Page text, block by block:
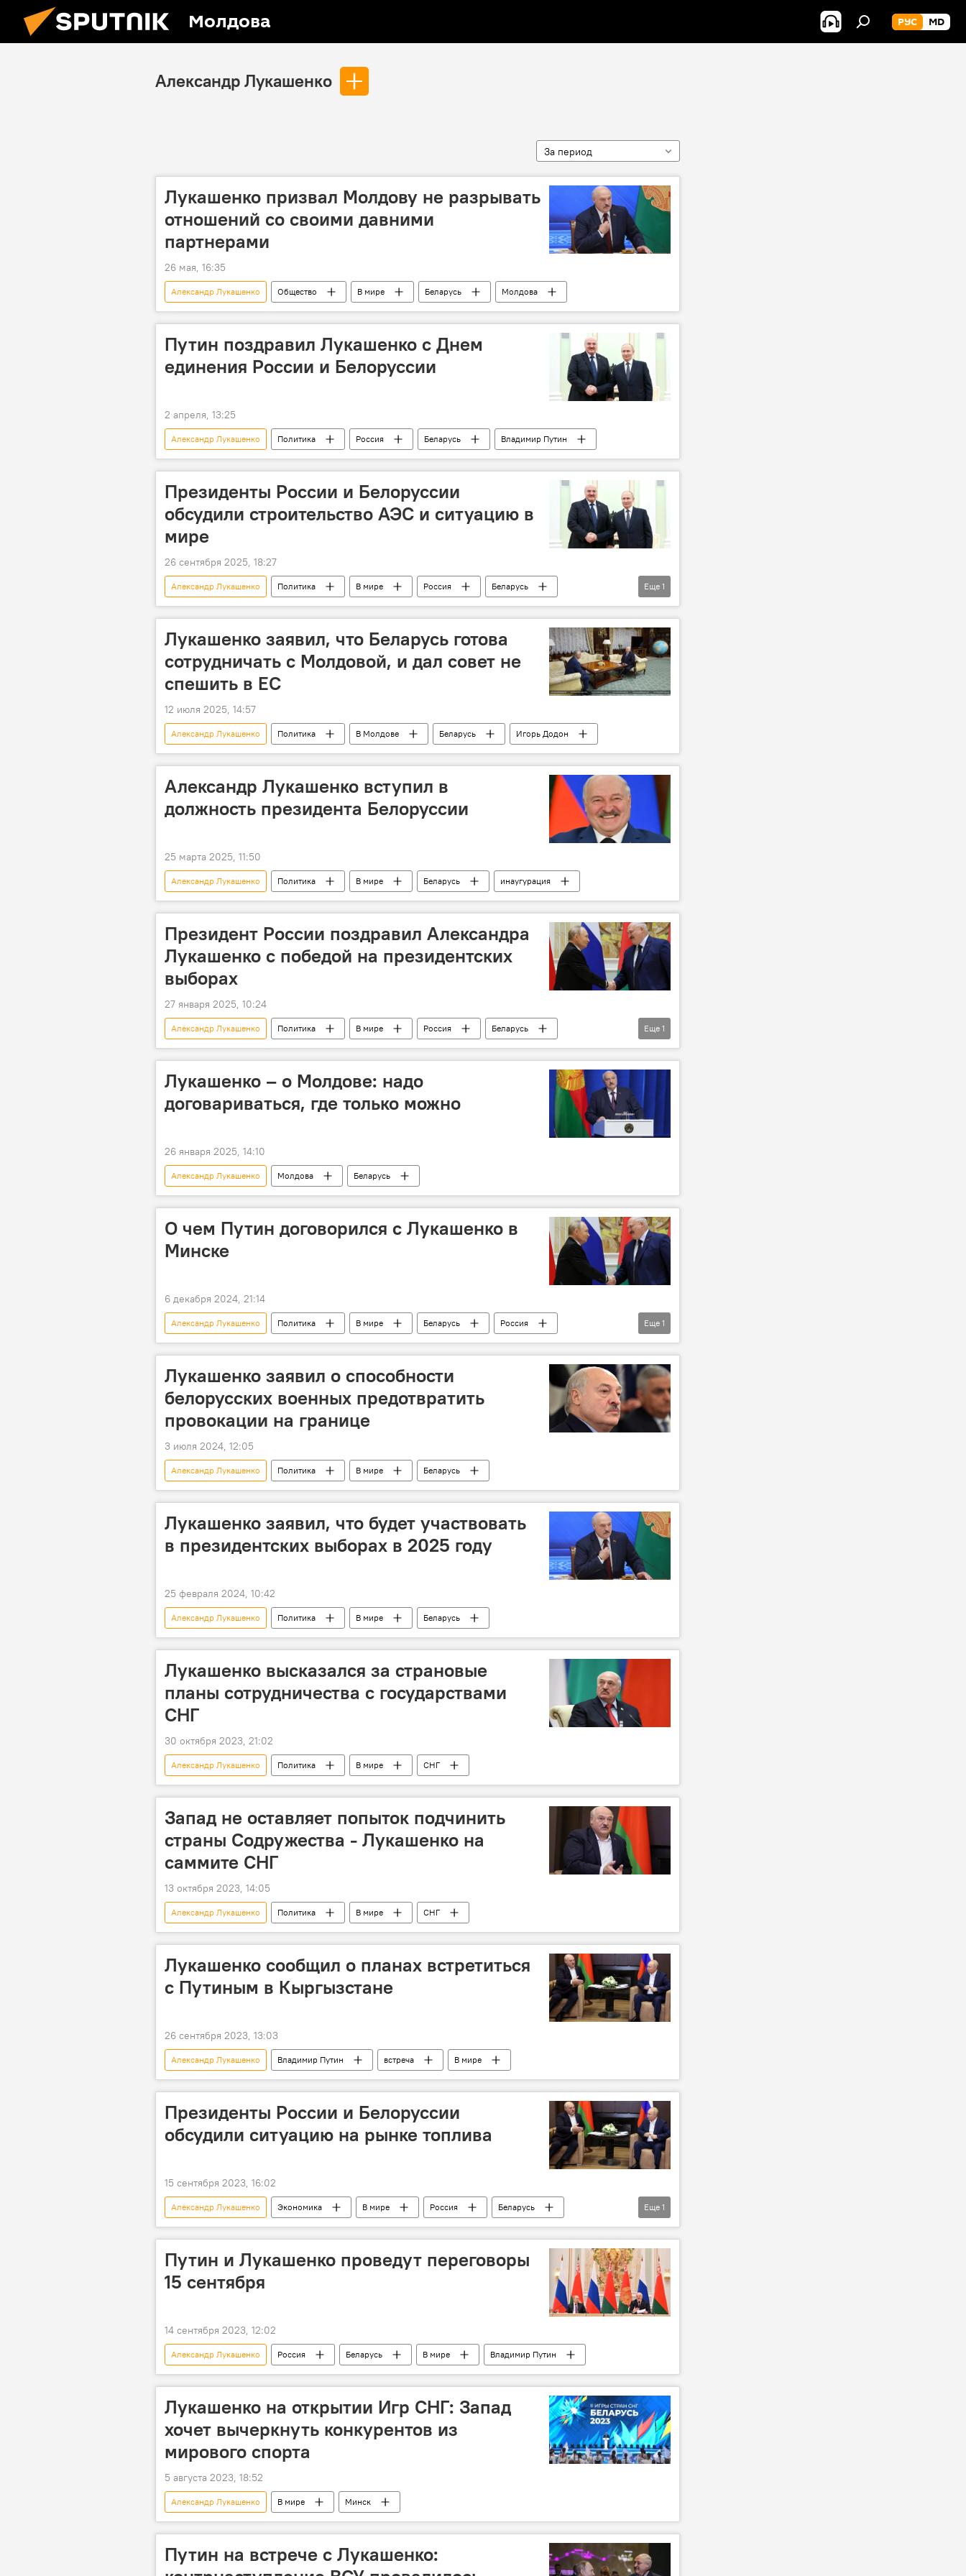
Молдова РУС MD
Александр Лукашенко
За период
Лукашенко призвал Молдову не разрывать
отношений со своими давними
партнерами
26 мая, 16:35
Александр Лукашенко Общество В мире Беларусь Молдова
Путин поздравил Лукашенко с Днем
единения России и Белоруссии
2 апреля, 13:25
Александр Лукашенко Политика Россия Беларусь Владимир Путин
Президенты России и Белоруссии
обсудили строительство АЭС и ситуацию в
мире
26 сентября 2025, 18:27
Александр Лукашенко Политика В мире Россия
Беларусь
Владимир Путин
Еще 1
Лукашенко заявил, что Беларусь готова
сотрудничать с Молдовой, и дал совет не
спешить в ЕС
12 июля 2025, 14:57
Александр Лукашенко Политика В Молдове Беларусь Игорь Додон
Александр Лукашенко вступил в
должность президента Белоруссии
25 марта 2025, 11:50
Александр Лукашенко Политика В мире Беларусь инаугурация
Президент России поздравил Александра
Лукашенко с победой на президентских
выборах
27 января 2025, 10:24
Александр Лукашенко Политика В мире Россия
Беларусь
Владимир Путин
Еще 1
Лукашенко – о Молдове: надо
договариваться, где только можно
26 января 2025, 14:10
Александр Лукашенко Молдова Беларусь
О чем Путин договорился с Лукашенко в
Минске
6 декабря 2024, 21:14
Александр Лукашенко Политика В мире Беларусь
Россия
Владимир Путин
Еще 1
Лукашенко заявил о способности
белорусских военных предотвратить
провокации на границе
3 июля 2024, 12:05
Александр Лукашенко Политика В мире Беларусь
Лукашенко заявил, что будет участвовать
в президентских выборах в 2025 году
25 февраля 2024, 10:42
Александр Лукашенко Политика В мире Беларусь
Лукашенко высказался за страновые
планы сотрудничества с государствами
СНГ
30 октября 2023, 21:02
Александр Лукашенко Политика В мире СНГ
Запад не оставляет попыток подчинить
страны Содружества - Лукашенко на
саммите СНГ
13 октября 2023, 14:05
Александр Лукашенко Политика В мире СНГ
Лукашенко сообщил о планах встретиться
с Путиным в Кыргызстане
26 сентября 2023, 13:03
Александр Лукашенко Владимир Путин встреча В мире
Президенты России и Белоруссии
обсудили ситуацию на рынке топлива
15 сентября 2023, 16:02
Александр Лукашенко Экономика В мире Россия
Беларусь
Владимир Путин
Еще 1
Путин и Лукашенко проведут переговоры
15 сентября
14 сентября 2023, 12:02
Александр Лукашенко Россия Беларусь В мире Владимир Путин
Лукашенко на открытии Игр СНГ: Запад
хочет вычеркнуть конкурентов из
мирового спорта
5 августа 2023, 18:52
Александр Лукашенко В мире Минск
Путин на встрече с Лукашенко: